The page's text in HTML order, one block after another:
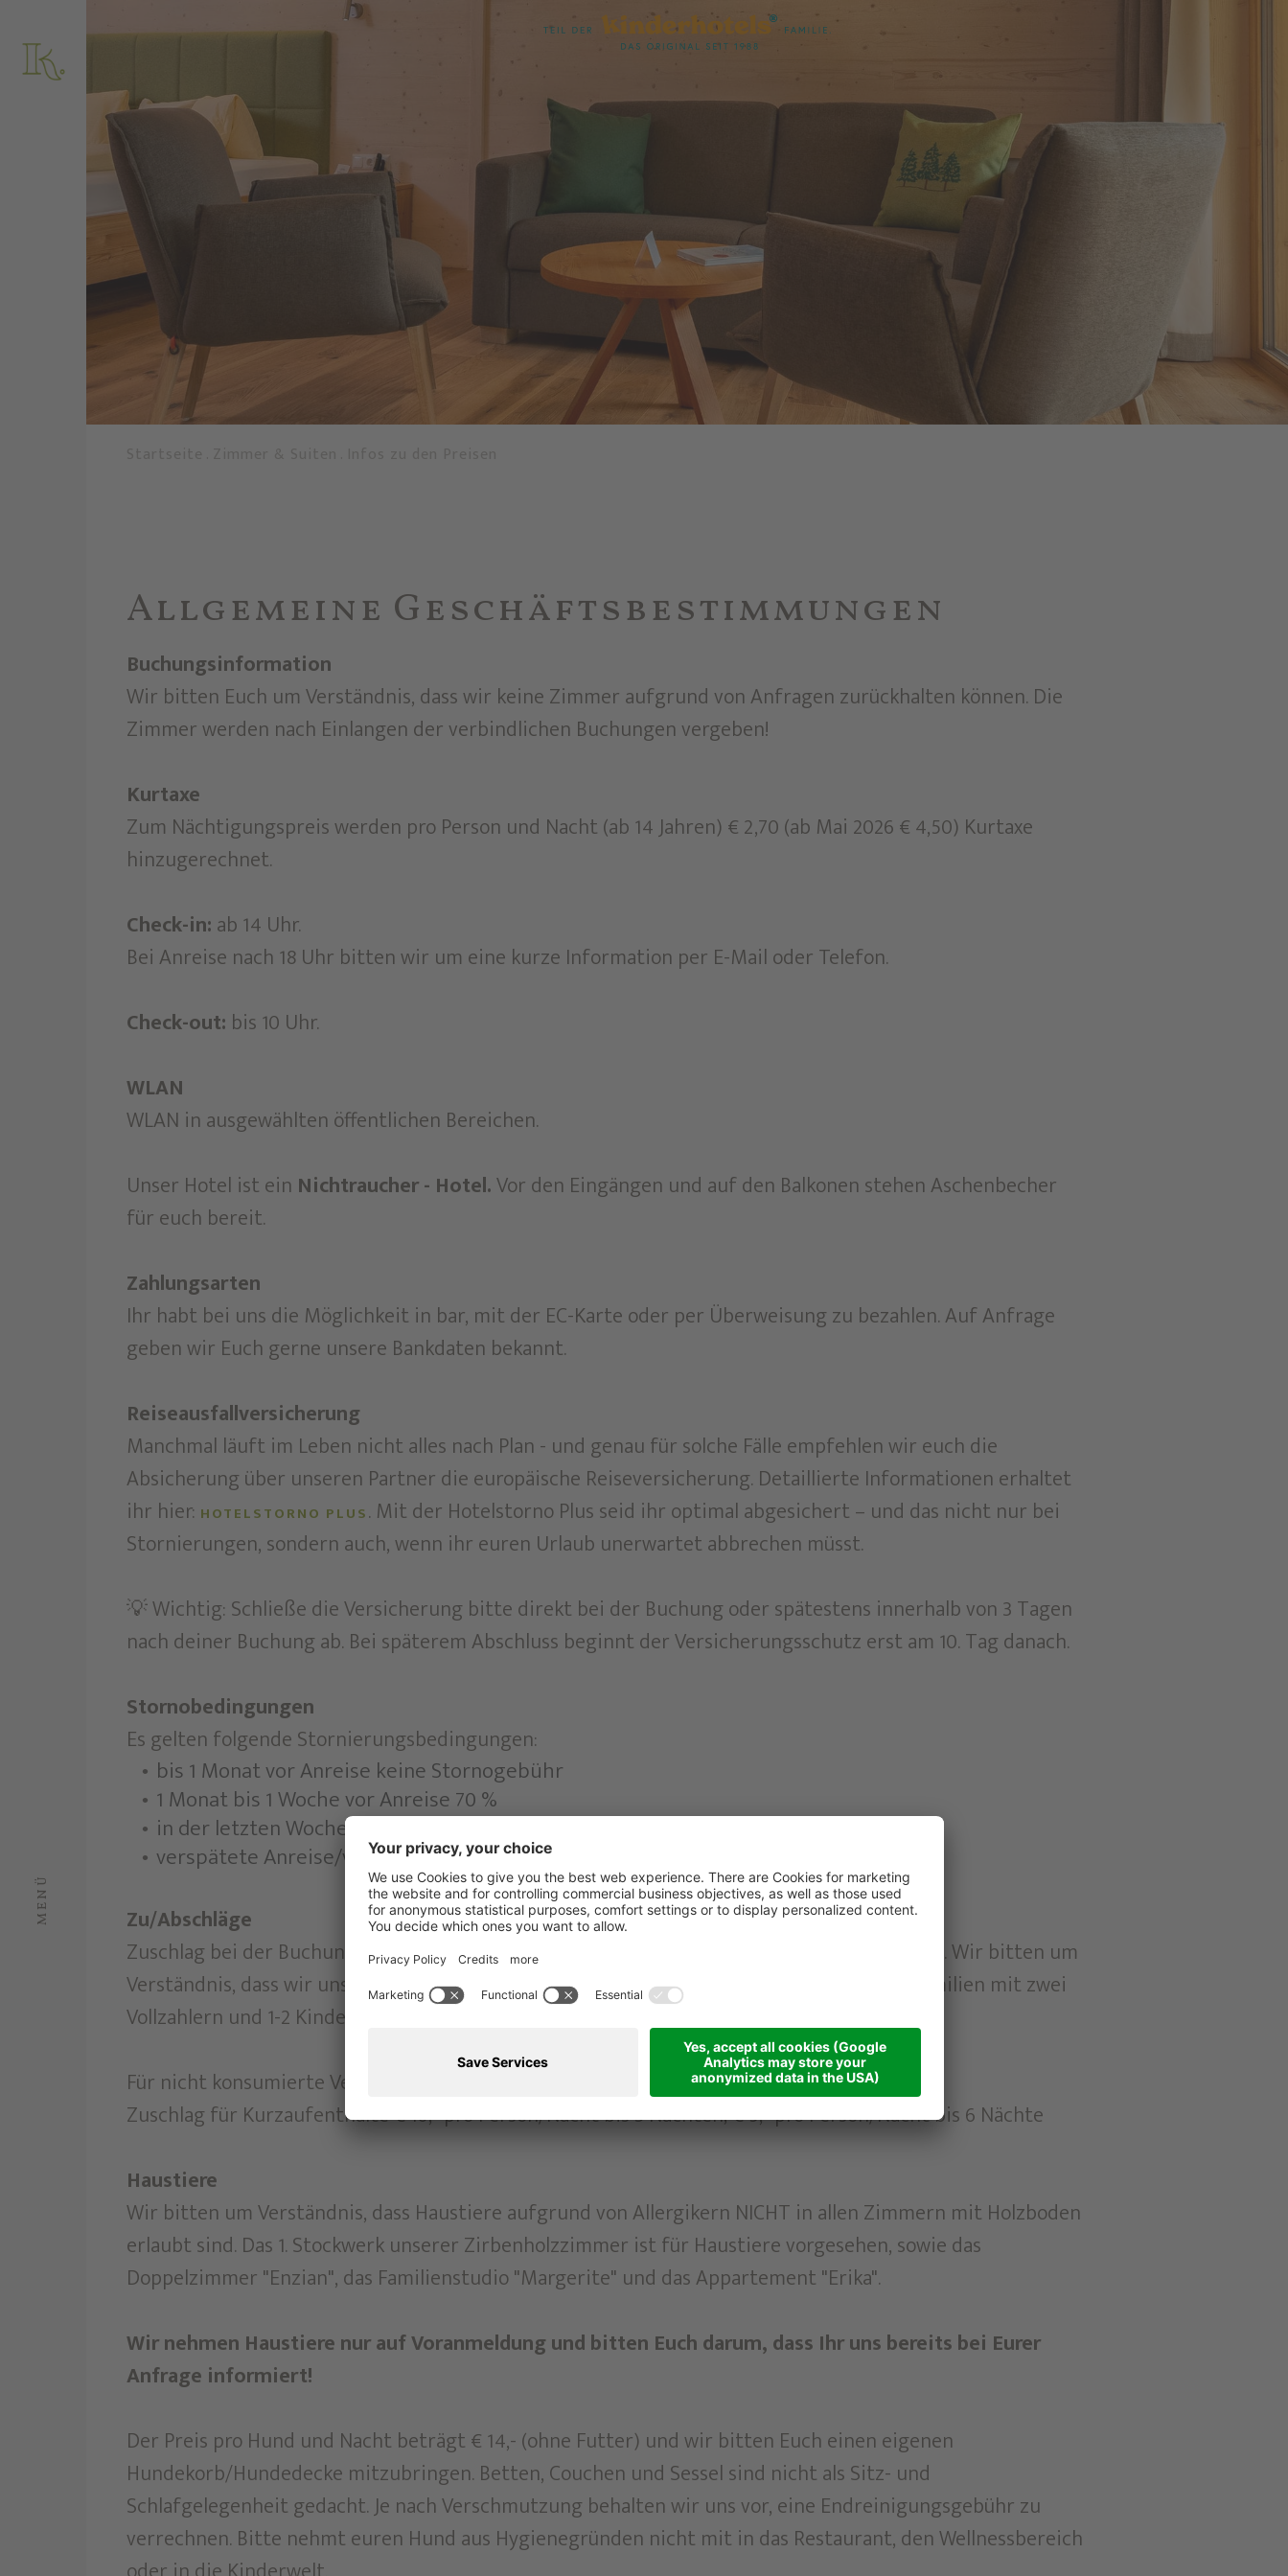
MENÜ
Allgemeine Geschäftsbestimmungen
Buchungsinformation
Wir bitten Euch um Verständnis, dass wir keine Zimmer aufgrund von Anfragen zurückhalten können. Die
Zimmer werden nach Einlangen der verbindlichen Buchungen vergeben!
Kurtaxe
Zum Nächtigungspreis werden pro Person und Nacht (ab 14 Jahren) € 2,70 (ab Mai 2026 € 4,50) Kurtaxe
hinzugerechnet.
Check-in:ab 14 Uhr.
Bei Anreise nach 18 Uhr bitten wir um eine kurze Information per E-Mail oder Telefon.
Check-out: bis 10 Uhr.
WLAN
WLAN in ausgewählten öffentlichen Bereichen.
Unser Hotel ist ein Nichtraucher - Hotel.Vor den Eingängen und auf den Balkonen stehen Aschenbecher
für euch bereit.
Zahlungsarten
Ihr habt bei uns die Möglichkeit in bar, mit der EC-Karte oder per Überweisung zu bezahlen. Auf Anfrage
geben wir Euch gerne unsere Bankdaten bekannt.
Reiseausfallversicherung
Manchmal läuft im Leben nicht alles nach Plan - und genau für solche Fälle empfehlen wir euch die
Absicherung über unseren Partner die europäische Reiseversicherung. Detaillierte Informationen erhaltet
ihr hier: HOTELSTORNO PLUS. Mit der Hotelstorno Plus seid ihr optimal abgesichert – und das nicht nur bei
Stornierungen, sondern auch, wenn ihr euren Urlaub unerwartet abbrechen müsst.
💡 Wichtig: Schließe die Versicherung bitte direkt bei der Buchung oder spätestens innerhalb von 3 Tagen
nach deiner Buchung ab. Bei späterem Abschluss beginnt der Versicherungsschutz erst am 10. Tag danach.
Stornobedingungen
Es gelten folgende Stornierungsbedingungen:
bis 1 Monat vor Anreise keine Stornogebühr
1 Monat bis 1 Woche vor Anreise 70 %
in der letzten Woche vor Anreise 90 %
verspätete Anreise/vorzeitige Abreise 90%
Zu/Abschläge
Zuschlag bei der Buchung eines Doppelzimmers mit nur einem Vollzahler HS: € 50,- ZS: € 30,-. Wir bitten um
Verständnis, dass wir unsere Suiten, Appartements, Studios und Familienzimmer nur an Familien mit zwei
Vollzahlern und 1-2 Kindern vermieten.
Für nicht konsumierte Verwöhnpension werden € 10,-/Erwachsenen/Tag in Abzug gebracht.
Zuschlag für Kurzaufenthalte € 10,- pro Person/Nacht bis 3 Nächten; € 5,- pro Person/Nacht bis 6 Nächte
Haustiere
Wir bitten um Verständnis, dass Haustiere aufgrund von Allergikern NICHT in allen Zimmern mit Holzboden
erlaubt sind. Das 1. Stockwerk unserer Zirbenholzzimmer ist für Haustiere vorgesehen, sowie das
Doppelzimmer "Enzian", das Familienstudio "Margerite" und das Appartement "Erika".
Wir nehmen Haustiere nur auf Voranmeldung und bitten Euch darum, dass Ihr uns bereits bei Eurer
Anfrage informiert!
Der Preis pro Hund und Nacht beträgt € 14,- (ohne Futter) und wir bitten Euch einen eigenen
Hundekorb/Hundedecke mitzubringen. Betten, Couchen und Sessel sind nicht als Sitz- und
Schlafgelegenheit gedacht. Je nach Verschmutzung behalten wir uns vor, eine Endreinigungsgebühr zu
verrechnen. Bitte nehmt euren Hund aus Hygienegründen nicht mit in das Restaurant, den Wellnessbereich